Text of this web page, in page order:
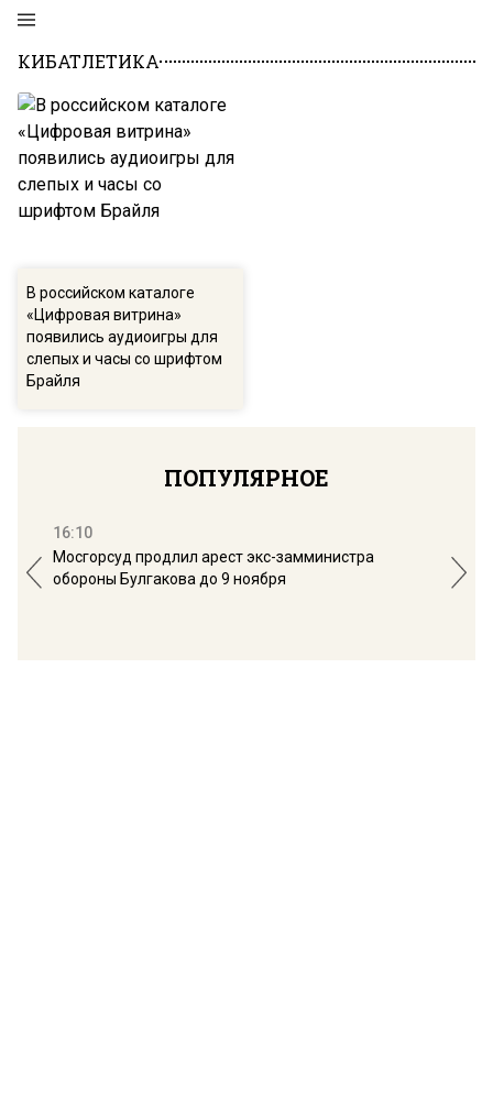
КИБАТЛЕТИКА
В российском каталоге
«Цифровая витрина»
появились аудиоигры для
слепых и часы со шрифтом
Брайля
ПОПУЛЯРНОЕ
16:10
Мосгорсуд продлил арест экс-замминистра
обороны Булгакова до 9 ноября